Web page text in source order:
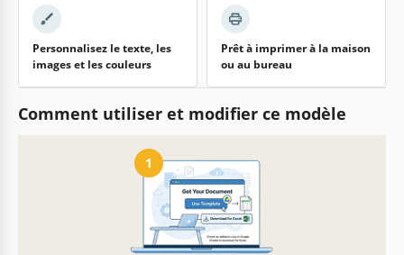
Personnalisez le texte, les
images et les couleurs
Prêt à imprimer à la maison
ou au bureau
Comment utiliser et modifier ce modèle
1